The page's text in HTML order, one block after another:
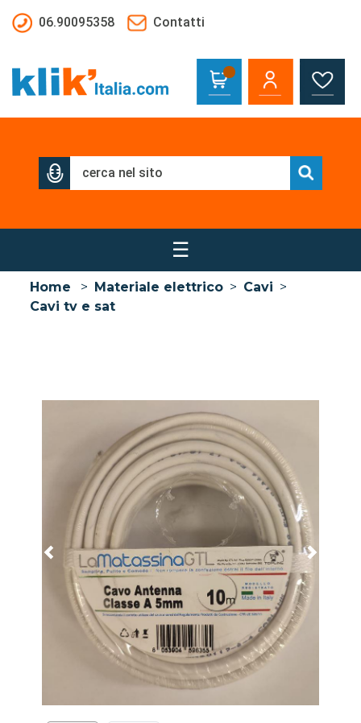
06.90095358
Contatti
☰
Home > Materiale elettrico > Cavi >
Cavi tv e sat